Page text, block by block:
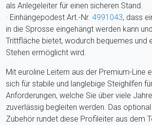
als Anlegeleiter für einen sicheren Stand.
· Einhängepodest Art.-Nr. 4991043, dass
in die Sprosse eingehängt werden kann
Trittfläche bietet, wodurch bequemes und
Stehen ermöglicht wird.
Mit euroline Leitern aus der Premium-Line
sich für stabile und langlebige Steighilfen
Anforderungen, welche Sie über viele
zuverlässig begleiten werden. Das
Zubehör rundet diese Profileiter aus dem